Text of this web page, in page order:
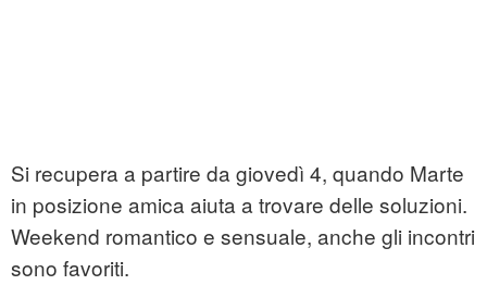
Si recupera a partire da giovedì 4, quando Marte
in posizione amica aiuta a trovare delle soluzioni.
Weekend romantico e sensuale, anche gli incontri
sono favoriti.